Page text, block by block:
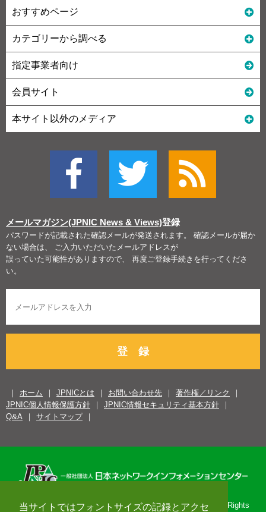
当サイトではフォントサイズの記録とアクセ
おすすめページ
カテゴリーから調べる
指定事業者向け
会員サイト
本サイト以外のメディア
メールマガジン(JPNIC News & Views)登録
パスワードが記載された確認メールが発送されます。 確認メールが届か
ない場合は、 ご入力いただいたメールアドレスが
誤っていた可能性がありますので、 再度ご登録手続きを行ってくださ
い。
登 録
ホーム JPNICとは お問い合わせ先
著作権／リンク
JPNIC個人情報保護方針
JPNIC情報セキュリティ基本方針
Q&A
サイトマップ
Copyright© 1996-2026 Japan Network Information Center. All Rights